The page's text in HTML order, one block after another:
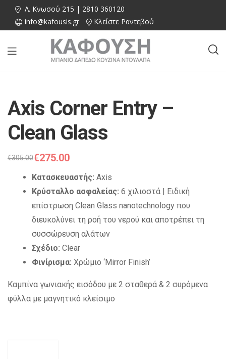
Λ. Κνωσού 215 | 2810 360120
info@kafousis.gr
Κλείστε Ραντεβού
Axis Corner Entry –
Clean Glass
€305.00€275.00
Κατασκευαστής: Axis
Κρύσταλλο ασφαλείας: 6 χιλιοστά | Ειδική
επίστρωση Clean Glass nanotechnology που
διευκολύνει τη ροή του νερού και αποτρέπει τη
συσσώρευση αλάτων
Σχέδιο: Clear
Φινίρισμα: Χρώμιο ‘Mirror Finish’
Καμπίνα γωνιακής εισόδου με 2 σταθερά & 2 συρόμενα
φύλλα με μαγνητικό κλείσιμο